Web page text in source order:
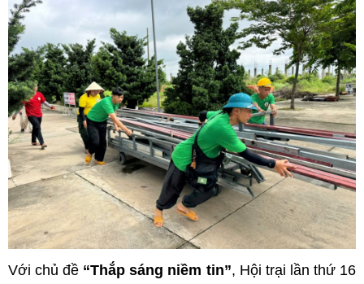
Với chủ đề “Thắp sáng niềm tin”, Hội trại lần thứ 16